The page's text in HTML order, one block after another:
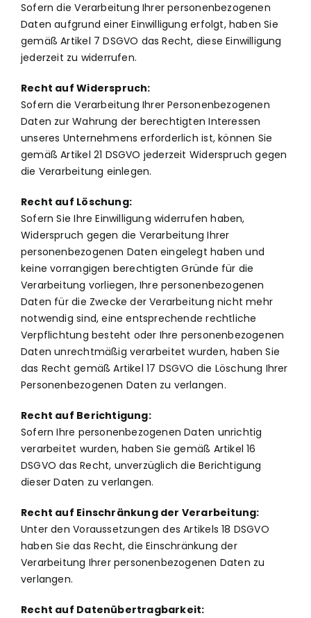
Sofern die Verarbeitung Ihrer personenbezogenen
Daten aufgrund einer Einwilligung erfolgt, haben Sie
gemäß Artikel 7 DSGVO das Recht, diese Einwilligung
jederzeit zu widerrufen.
Recht auf Widerspruch:
Sofern die Verarbeitung Ihrer Personenbezogenen
Daten zur Wahrung der berechtigten Interessen
unseres Unternehmens erforderlich ist, können Sie
gemäß Artikel 21 DSGVO jederzeit Widerspruch gegen
die Verarbeitung einlegen.
Recht auf Löschung:
Sofern Sie Ihre Einwilligung widerrufen haben,
Widerspruch gegen die Verarbeitung Ihrer
personenbezogenen Daten eingelegt haben und
keine vorrangigen berechtigten Gründe für die
Verarbeitung vorliegen, Ihre personenbezogenen
Daten für die Zwecke der Verarbeitung nicht mehr
notwendig sind, eine entsprechende rechtliche
Verpflichtung besteht oder Ihre personenbezogenen
Daten unrechtmäßig verarbeitet wurden, haben Sie
das Recht gemäß Artikel 17 DSGVO die Löschung Ihrer
Personenbezogenen Daten zu verlangen.
Recht auf Berichtigung:
Sofern Ihre personenbezogenen Daten unrichtig
verarbeitet wurden, haben Sie gemäß Artikel 16
DSGVO das Recht, unverzüglich die Berichtigung
dieser Daten zu verlangen.
Recht auf Einschränkung der Verarbeitung:
Unter den Voraussetzungen des Artikels 18 DSGVO
haben Sie das Recht, die Einschränkung der
Verarbeitung Ihrer personenbezogenen Daten zu
verlangen.
Recht auf Datenübertragbarkeit: